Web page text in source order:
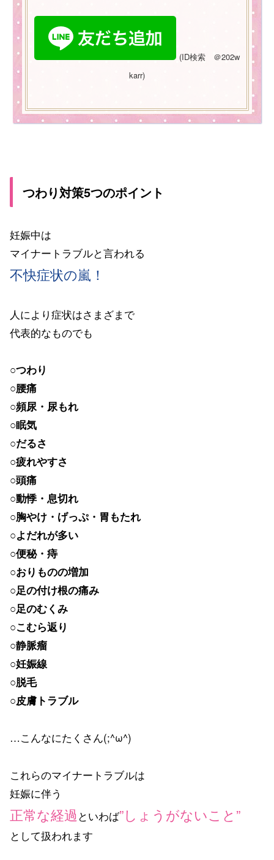
(ID検索 ＠202w
karr)
つわり対策5つのポイント
妊娠中は
マイナートラブルと言われる
不快症状の嵐！
人により症状はさまざまで
代表的なものでも
○つわり
○腰痛
○頻尿・尿もれ
○眠気
○だるさ
○疲れやすさ
○頭痛
○動悸・息切れ
○胸やけ・げっぷ・胃もたれ
○よだれが多い
○便秘・痔
○おりものの増加
○足の付け根の痛み
○足のむくみ
○こむら返り
○静脈瘤
○妊娠線
○脱毛
○皮膚トラブル
…こんなにたくさん(;^ω^)
これらのマイナートラブルは
妊娠に伴う
正常な経過 といわば”しょうがないこと”
として扱われます